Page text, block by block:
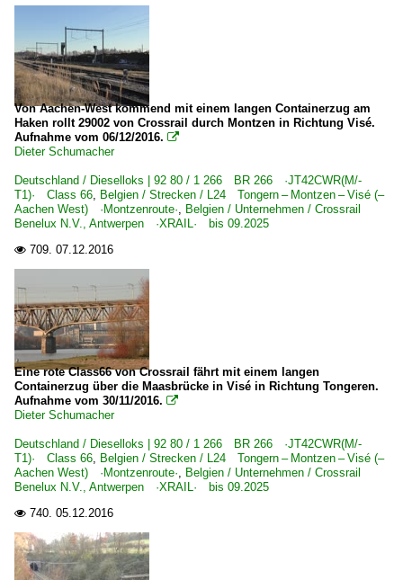
Von Aachen-West kommend mit einem langen Containerzug am
Haken rollt 29002 von Crossrail durch Montzen in Richtung Visé.
Aufnahme vom 06/12/2016. 
Dieter Schumacher
Deutschland / Dieselloks | 92 80 / 1 266 BR 266 ·JT42CWR(M/-
T1)· Class 66, Belgien / Strecken / L24 Tongern – Montzen – Visé (–
Aachen West) ·Montzenroute·, Belgien / Unternehmen / Crossrail
Benelux N.V., Antwerpen ·XRAIL· bis 09.2025
 709. 07.12.2016
Eine rote Class66 von Crossrail fährt mit einem langen
Containerzug über die Maasbrücke in Visé in Richtung Tongeren.
Aufnahme vom 30/11/2016. 
Dieter Schumacher
Deutschland / Dieselloks | 92 80 / 1 266 BR 266 ·JT42CWR(M/-
T1)· Class 66, Belgien / Strecken / L24 Tongern – Montzen – Visé (–
Aachen West) ·Montzenroute·, Belgien / Unternehmen / Crossrail
Benelux N.V., Antwerpen ·XRAIL· bis 09.2025
 740. 05.12.2016